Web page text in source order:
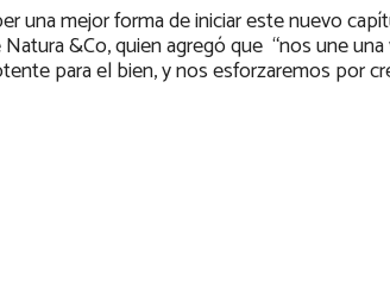
una mejor forma de iniciar este nuevo
&Co, quien agregó que “nos une
para el bien, y nos esforzaremos por